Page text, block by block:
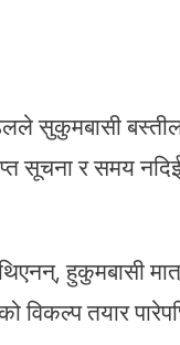
सुकुमबासी
सूचना र समय
हुकुमबासी
विकल्प तयार